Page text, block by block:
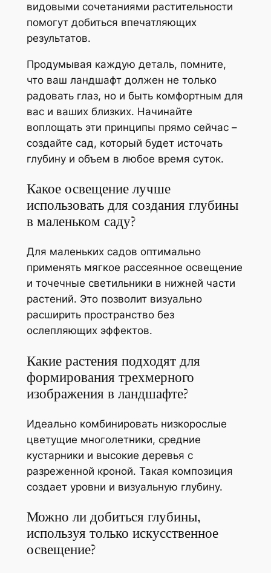
видовыми сочетаниями растительности
помогут добиться впечатляющих
результатов.
Продумывая каждую деталь, помните,
что ваш ландшафт должен не только
радовать глаз, но и быть комфортным для
вас и ваших близких. Начинайте
воплощать эти принципы прямо сейчас –
создайте сад, который будет источать
глубину и объем в любое время суток.
Какое освещение лучше
использовать для создания глубины
в маленьком саду?
Для маленьких садов оптимально
применять мягкое рассеянное освещение
и точечные светильники в нижней части
растений. Это позволит визуально
расширить пространство без
ослепляющих эффектов.
Какие растения подходят для
формирования трехмерного
изображения в ландшафте?
Идеально комбинировать низкорослые
цветущие многолетники, средние
кустарники и высокие деревья с
разреженной кроной. Такая композиция
создает уровни и визуальную глубину.
Можно ли добиться глубины,
используя только искусственное
освещение?